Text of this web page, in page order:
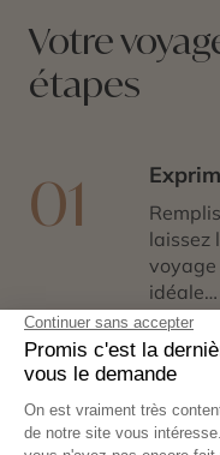
Votre
étapes
01
laissez
voyage
idéale…
02 Co-
pour
adapté